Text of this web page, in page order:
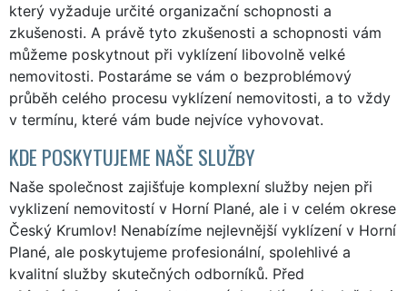
který vyžaduje určité organizační schopnosti a
zkušenosti. A právě tyto zkušenosti a schopnosti vám
můžeme poskytnout při vyklízení libovolně velké
nemovitosti. Postaráme se vám o bezproblémový
průběh celého procesu vyklízení nemovitosti, a to vždy
v termínu, které vám bude nejvíce vyhovovat.
KDE POSKYTUJEME NAŠE SLUŽBY
Naše společnost zajišťuje komplexní služby nejen při
vyklizení nemovitostí v Horní Plané, ale i v celém okrese
Český Krumlov! Nenabízíme nejlevnější vyklízení v Horní
Plané, ale poskytujeme profesionální, spolehlivé a
kvalitní služby skutečných odborníků. Před